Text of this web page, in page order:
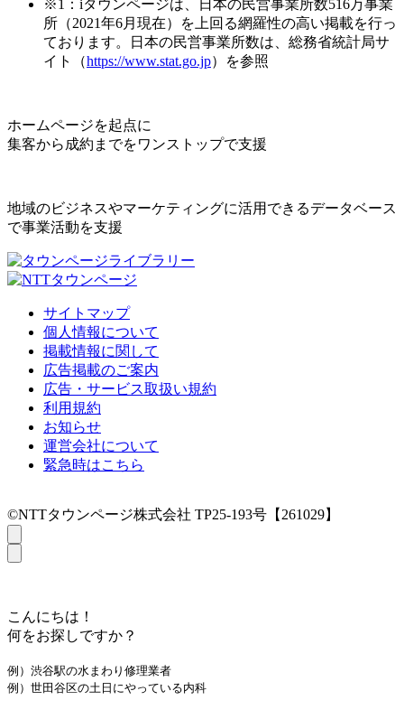
※1：iタウンページは、日本の民営事業所数516万事業
所（2021年6月現在）を上回る網羅性の高い掲載を行っ
ております。日本の民営事業所数は、総務省統計局サ
イト（https://www.stat.go.jp）を参照
ホームページを起点に
集客から成約までをワンストップで支援
地域のビジネスやマーケティングに活用できるデータベース
で事業活動を支援
サイトマップ
個人情報について
掲載情報に関して
広告掲載のご案内
広告・サービス取扱い規約
利用規約
お知らせ
運営会社について
緊急時はこちら
©NTTタウンページ株式会社 TP25-193号【261029】
こんにちは！
何をお探しですか？
例）渋谷駅の水まわり修理業者
例）世田谷区の土日にやっている内科